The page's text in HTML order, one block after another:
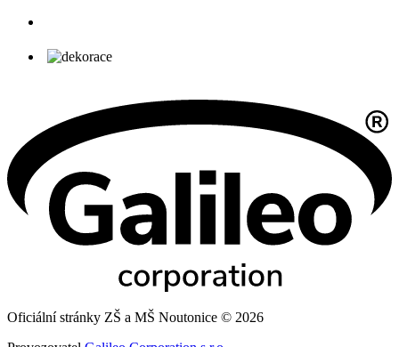
Oficiální stránky ZŠ a MŠ Noutonice © 2026